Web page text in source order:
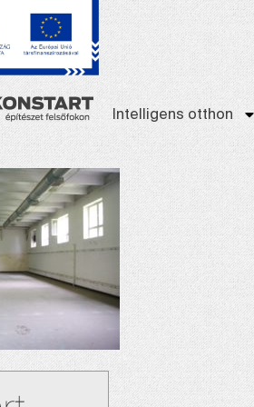
Intelligens otthon